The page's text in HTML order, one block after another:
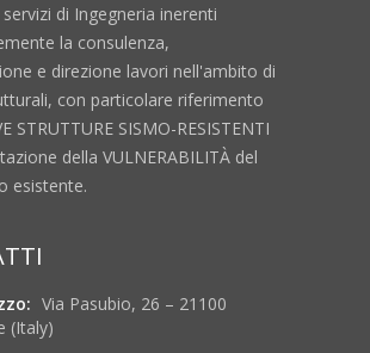
di Ingegneria inerenti
la consulenza,
e direzione lavori nell'ambito di
con particolare riferimento
STRUTTURE SISMO-RESISTENTI
della VULNERABILITÀ del
esistente.
Via Pasubio, 26 – 21100
(Italy)